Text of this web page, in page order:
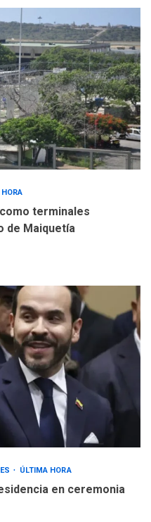
TITULARES
y AN2015 en
de diálogo
ÚLTIMA HORA
81 años de la
atómica. Japón
principios no
terminales
de Maiquetía
ÚLTIMA HORA
en ceremonia